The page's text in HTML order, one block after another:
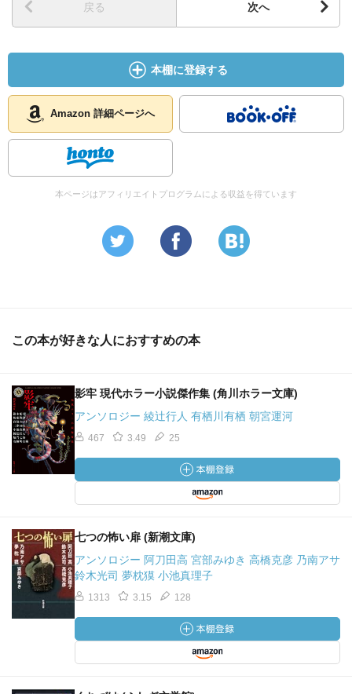
戻る 次へ
本棚に登録する
Amazon 詳細ページへ
本ページはアフィリエイトプログラムによる収益を得ています
この本が好きな人におすすめの本
影牢 現代ホラー小説傑作集 (角川ホラー文庫)
アンソロジー 綾辻行人 有栖川有栖 朝宮運河
467 3.49 25
七つの怖い扉 (新潮文庫)
アンソロジー 阿刀田高 宮部みゆき 高橋克彦 乃南アサ
鈴木光司 夢枕獏 小池真理子
1313 3.15 128